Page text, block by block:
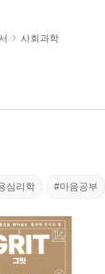
사회과학
심리학 #마음공부